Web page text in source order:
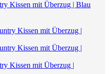
Kissen mit Überzug | Blau
Kissen mit Überzug |